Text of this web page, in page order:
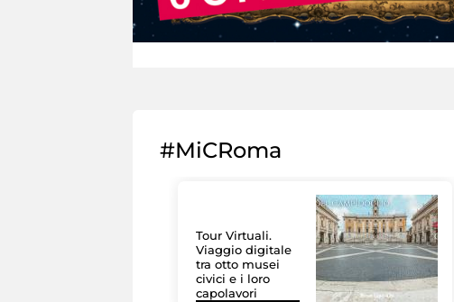
#MiCRoma
Tour Virtuali.
Viaggio digitale
tra otto musei
civici e i loro
capolavori